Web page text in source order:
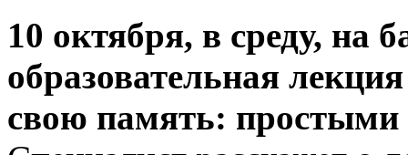
10 октября, в среду, на
образовательная
свою память: